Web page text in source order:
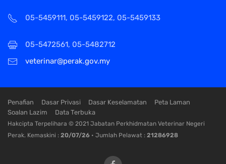
05-5459111, 05-5459122, 05-5459133
05-5472561, 05-5482712
veterinar@perak.gov.my
Penafian Dasar Privasi Dasar Keselamatan
Peta Laman
Soalan Lazim
Data Terbuka
Hakcipta Terpelihara © 2021 Jabatan Perkhidmatan Veterinar Negeri
Perak. Kemaskini : 20/07/26 • Jumlah Pelawat : 21286928